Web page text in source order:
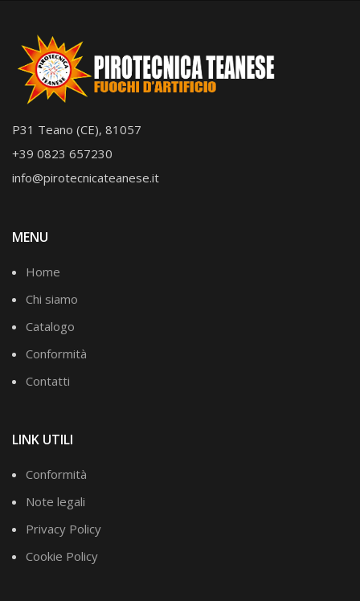
P31 Teano (CE), 81057
+39 0823 657230
info@pirotecnicateanese.it
MENU
Home
Chi siamo
Catalogo
Conformità
Contatti
LINK UTILI
Conformità
Note legali
Privacy Policy
Cookie Policy